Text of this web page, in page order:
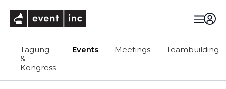
Tagung
&
Kongress
Events Meetings Teambuilding